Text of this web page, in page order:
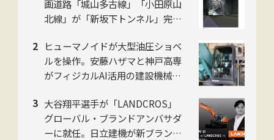
画道路「城山多古線」「小田原山
北線」が「新坂下トンネル」完成
ヒューマノイドが大型油圧ショベ
ルを操作。安藤ハザマと神戸高専
がフィジカルAI活用の建設機械自
大谷翔平選手が「LANDCROS」
グローバル・ブランドアンバサダ
ーに就任。日立建機が新ブランド